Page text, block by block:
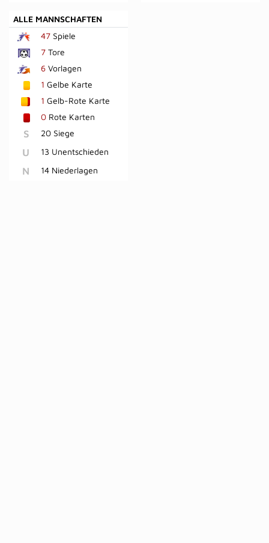
ALLE MANNSCHAFTEN
47 Spiele
7 Tore
6 Vorlagen
1 Gelbe Karte
1 Gelb-Rote Karte
0 Rote Karten
S 20 Siege
U 13 Unentschieden
N 14 Niederlagen